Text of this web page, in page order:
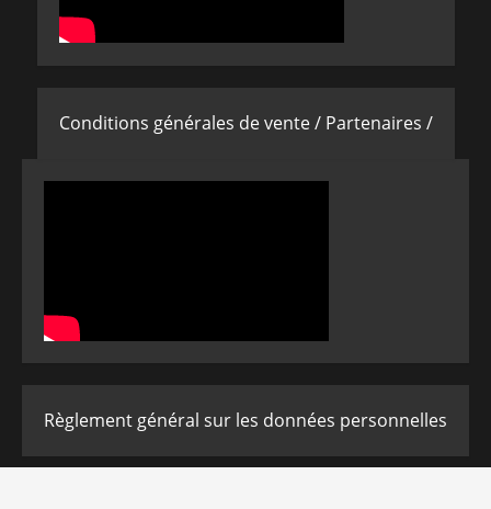
Conditions générales de vente / Partenaires /
Règlement général sur les données personnelles